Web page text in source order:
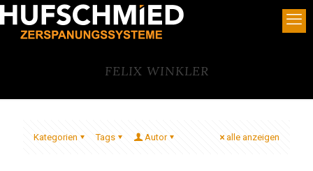
FELIX WINKLER
Kategorien Tags Autor alle anzeigen